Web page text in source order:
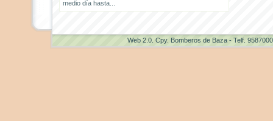
medio día hasta...
Web 2.0 . Cpy. Bomberos de Baza - Telf.